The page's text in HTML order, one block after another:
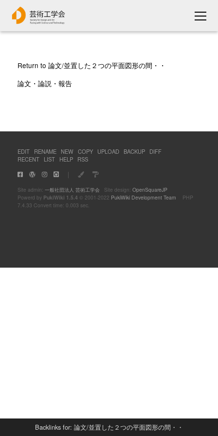
Backlinks for: 論文/並置した２つの平面図形の間・・
Return to 論文/並置した２つの平面図形の間・・
論文・論説・報告
EDIT RENAME NEW COPY UPLOAD BACKUP
DIFF
RECENT
LIST HELP RSS
｜
Site admin: 一般社団法人 芸術工学会Site design: OpenSquareJP
Powerd by PukiWiki 1.5.4 © 2001-2022 PukiWiki Development Team PHP
7.4.33 Convert time: 0.003 sec.